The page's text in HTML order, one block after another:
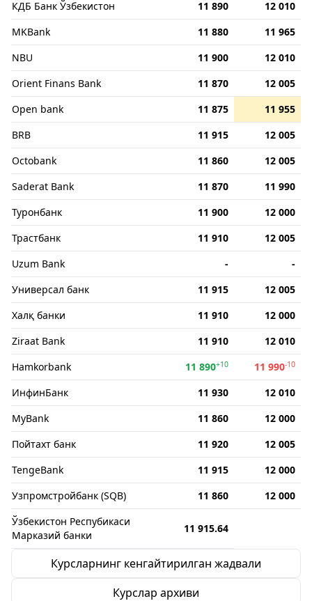
КДБ Банк Ўзбекистон
11 890
12 010
MKBank
11 880
11 965
NBU
11 900
12 010
Orient Finans Bank
11 870
12 005
Open bank
11 875
11 955
BRB
11 915
12 005
Octobank
11 860
12 005
Saderat Bank
11 870
11 990
Туронбанк
11 900
12 000
Трастбанк
11 910
12 005
Uzum Bank
-
-
Универсал банк
11 915
12 005
Халқ банки
11 910
12 000
Ziraat Bank
11 910
12 010
Hamkorbank
11 890+10 11 990-10
ИнфинБанк 11 930
12 010
MyBank
11 860
12 000
Пойтахт банк
11 920
12 005
TengeBank
11 915
12 000
Узпромстройбанк (SQB)
11 860
12 000
Ўзбекистон Респубикаси
Марказий банки
11 915.64
Курсларнинг кенгайтирилган жадвали
Курслар архиви